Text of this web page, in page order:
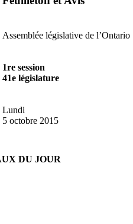
Assemblée législative de l’Ontario
1re session
41e législature
Lundi
5 octobre 2015
DU JOUR